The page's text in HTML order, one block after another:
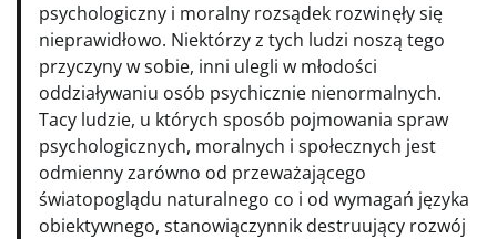
psychologiczny i moralny rozsądek rozwinęły się
nieprawidłowo. Niektórzy z tych ludzi noszą tego
przyczyny w sobie, inni ulegli w młodości
oddziaływaniu osób psychicznie nienormalnych.
Tacy ludzie, u których sposób pojmowania spraw
psychologicznych, moralnych i społecznych jest
odmienny zarówno od przeważającego
światopoglądu naturalnego co i od wymagań języka
obiektywnego, stanowiączynnik destruujący rozwój